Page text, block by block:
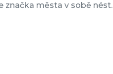
značka města v sobě nést.